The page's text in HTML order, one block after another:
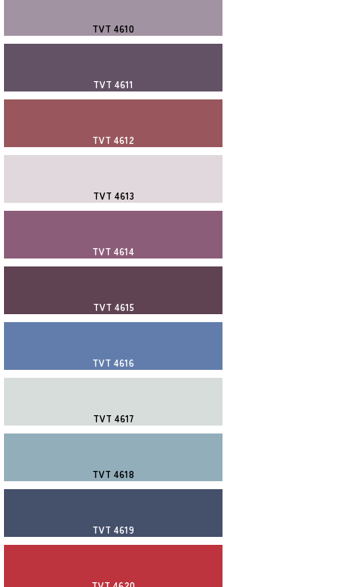
TVT 4610
TVT 4611
TVT 4612
TVT 4613
TVT 4614
TVT 4615
TVT 4616
TVT 4617
TVT 4618
TVT 4619